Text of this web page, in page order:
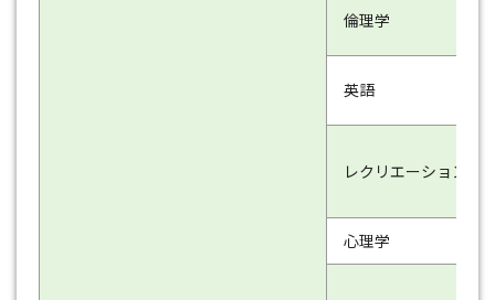
倫理学
英語
レクリエーション論
心理学